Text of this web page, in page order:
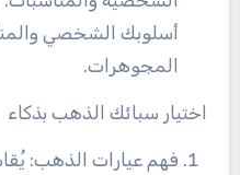
أسلوبك الشخصي
المجوهرات.
اختيار سبائك الذهب بذكاء
فهم عيارات الذهب: